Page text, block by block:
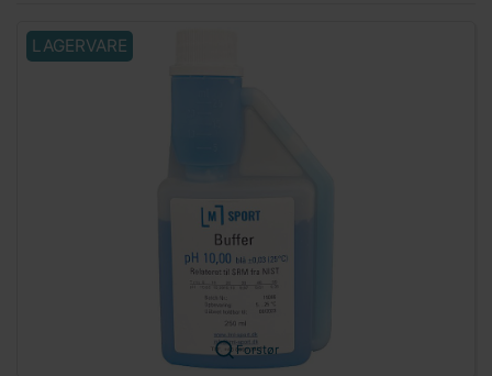
LAGERVARE
Forstør